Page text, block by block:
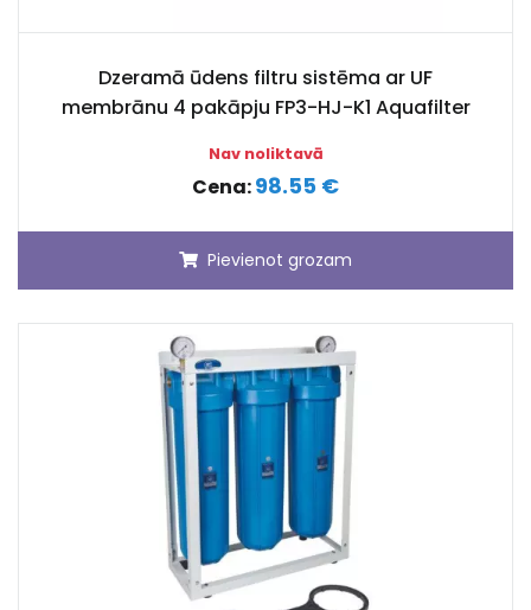
Dzeramā ūdens filtru sistēma ar UF
membrānu 4 pakāpju FP3-HJ-K1 Aquafilter
Nav noliktavā
Cena:98.55 €
Pievienot grozam